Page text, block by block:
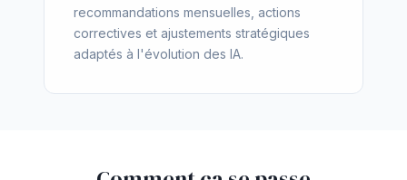
recommandations mensuelles, actions
correctives et ajustements stratégiques
adaptés à l'évolution des IA.